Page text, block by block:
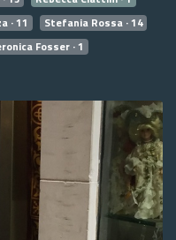
· 11
Stefania Rossa · 14
Fosser · 1